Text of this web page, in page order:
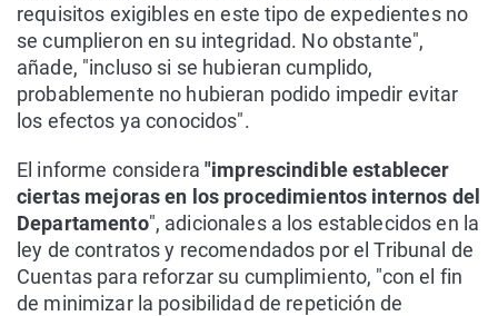
requisitos exigibles en este tipo de expedientes no
se cumplieron en su integridad. No obstante",
añade, "incluso si se hubieran cumplido,
probablemente no hubieran podido impedir evitar
los efectos ya conocidos".
El informe considera "imprescindible establecer
ciertas mejoras en los procedimientos internos del
Departamento", adicionales a los establecidos en la
ley de contratos y recomendados por el Tribunal de
Cuentas para reforzar su cumplimiento, "con el fin
de minimizar la posibilidad de repetición de